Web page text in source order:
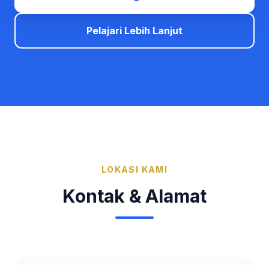
Pelajari Lebih Lanjut
LOKASI KAMI
Kontak & Alamat